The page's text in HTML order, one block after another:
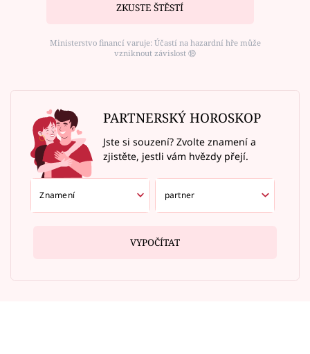
ZKUSTE ŠTĚSTÍ
Ministerstvo financí varuje: Účastí na hazardní hře může
vzniknout závislost ⑱
PARTNERSKÝ HOROSKOP
Jste si souzení? Zvolte znamení a
zjistěte, jestli vám hvězdy přejí.
VYPOČÍTAT